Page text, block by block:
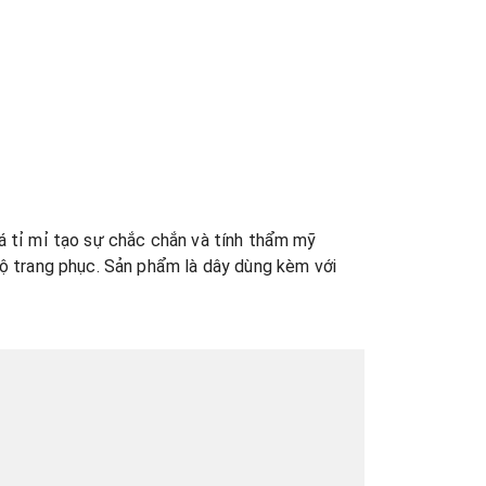
tỉ mỉ tạo sự chắc chắn và tính thẩm mỹ
phục. Sản phẩm là dây dùng kèm với